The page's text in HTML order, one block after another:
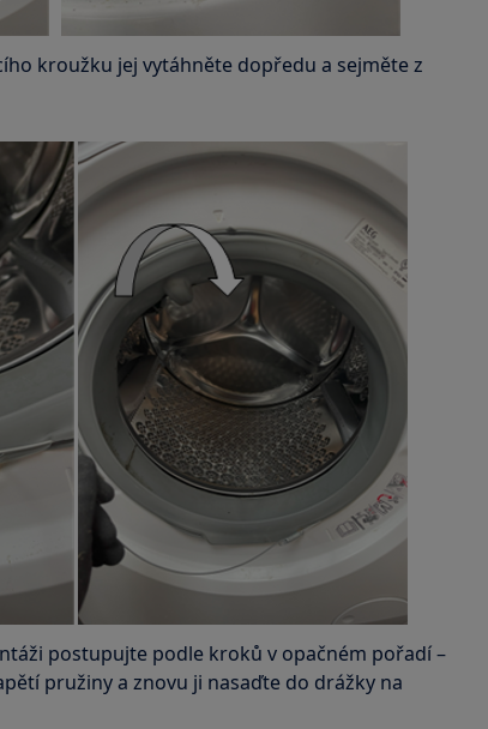
kroužku jej vytáhněte dopředu a sejměte z
postupujte podle kroků v opačném pořadí –
pružiny a znovu ji nasaďte do drážky na